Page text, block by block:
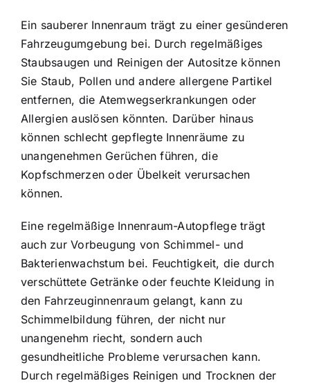
Ein sauberer Innenraum trägt zu einer gesünderen
Fahrzeugumgebung bei. Durch regelmäßiges
Staubsaugen und Reinigen der Autositze können
Sie Staub, Pollen und andere allergene Partikel
entfernen, die Atemwegserkrankungen oder
Allergien auslösen könnten. Darüber hinaus
können schlecht gepflegte Innenräume zu
unangenehmen Gerüchen führen, die
Kopfschmerzen oder Übelkeit verursachen
können.
Eine regelmäßige Innenraum-Autopflege trägt
auch zur Vorbeugung von Schimmel- und
Bakterienwachstum bei. Feuchtigkeit, die durch
verschüttete Getränke oder feuchte Kleidung in
den Fahrzeuginnenraum gelangt, kann zu
Schimmelbildung führen, der nicht nur
unangenehm riecht, sondern auch
gesundheitliche Probleme verursachen kann.
Durch regelmäßiges Reinigen und Trocknen der